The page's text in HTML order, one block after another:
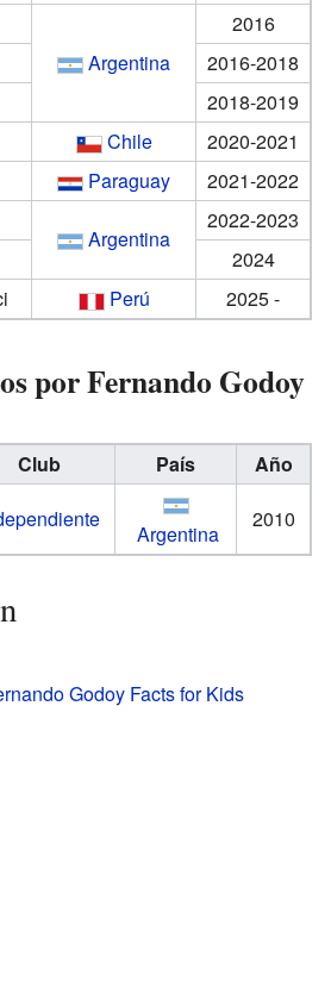
Argentina
2016
2016-2018
2018-2019
Chile
2020-2021
Paraguay
2021-2022
Argentina
2022-2023
2024
Perú 2025 -
por Fernando Godoy
Club País
Año
Argentina
2010
Godoy Facts for Kids